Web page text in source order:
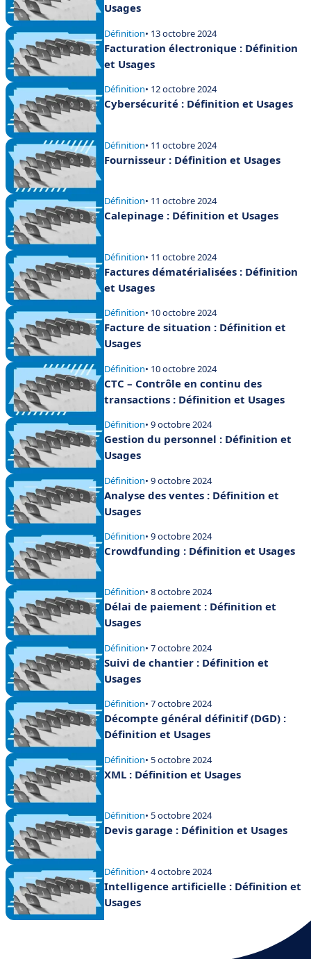
Usages
Définition• 13 octobre 2024
Facturation électronique : Définition
et Usages
Définition• 12 octobre 2024
Cybersécurité : Définition et Usages
Définition• 11 octobre 2024
Fournisseur : Définition et Usages
Définition• 11 octobre 2024
Calepinage : Définition et Usages
Définition• 11 octobre 2024
Factures dématérialisées : Définition
et Usages
Définition• 10 octobre 2024
Facture de situation : Définition et
Usages
Définition• 10 octobre 2024
CTC – Contrôle en continu des
transactions : Définition et Usages
Définition• 9 octobre 2024
Gestion du personnel : Définition et
Usages
Définition• 9 octobre 2024
Analyse des ventes : Définition et
Usages
Définition• 9 octobre 2024
Crowdfunding : Définition et Usages
Définition• 8 octobre 2024
Délai de paiement : Définition et
Usages
Définition• 7 octobre 2024
Suivi de chantier : Définition et
Usages
Définition• 7 octobre 2024
Décompte général définitif (DGD) :
Définition et Usages
Définition• 5 octobre 2024
XML : Définition et Usages
Définition• 5 octobre 2024
Devis garage : Définition et Usages
Définition• 4 octobre 2024
Intelligence artificielle : Définition et
Usages